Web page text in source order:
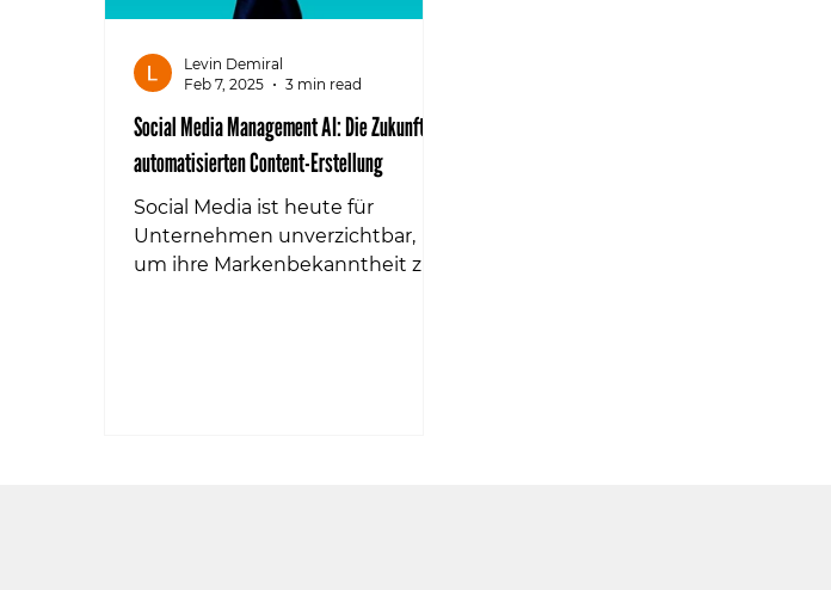
Social Media Management AI: Die Zukunft der
automatisierten Content-Erstellung
Social Media ist heute für
Unternehmen unverzichtbar,
um ihre Markenbekanntheit zu
Levin Demiral
Feb 7, 2025
3 min read